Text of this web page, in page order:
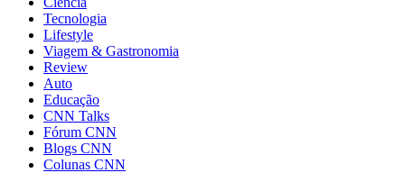
Tecnologia
Lifestyle
Viagem & Gastronomia
Review
Auto
Educação
CNN Talks
Fórum CNN
Blogs CNN
Colunas CNN